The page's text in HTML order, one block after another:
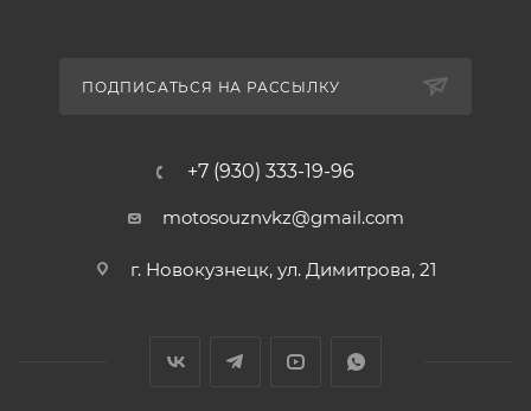
ПОДПИСАТЬСЯ НА РАССЫЛКУ
+7 (930) 333-19-96
motosouznvkz@gmail.com
г. Новокузнецк, ул. Димитрова, 21